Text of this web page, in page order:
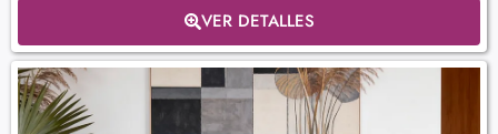
VER DETALLES